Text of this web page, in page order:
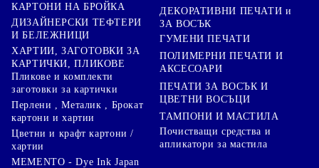
КАРТОНИ НА БРОЙКА
ДИЗАЙНЕРСКИ ТЕФТЕРИ
И БЕЛЕЖНИЦИ
ХАРТИИ, ЗАГОТОВКИ ЗА
КАРТИЧКИ, ПЛИКОВЕ
Пликове и комплекти
заготовки за картички
Перлени , Металик , Брокат
картони и хартии
Цветни и крафт картони /
хартии
ДЕКОРАТИВНИ ПЕЧАТИ и
ЗА ВОСЪК
ГУМЕНИ ПЕЧАТИ
ПОЛИМЕРНИ ПЕЧАТИ И
АКСЕСОАРИ
ПЕЧАТИ ЗА ВОСЪК И
ЦВЕТНИ ВОСЪЦИ
ТАМПОНИ И МАСТИЛА
Почистващи средства и
апликатори за мастила
MEMENTO - Dye Ink Japan